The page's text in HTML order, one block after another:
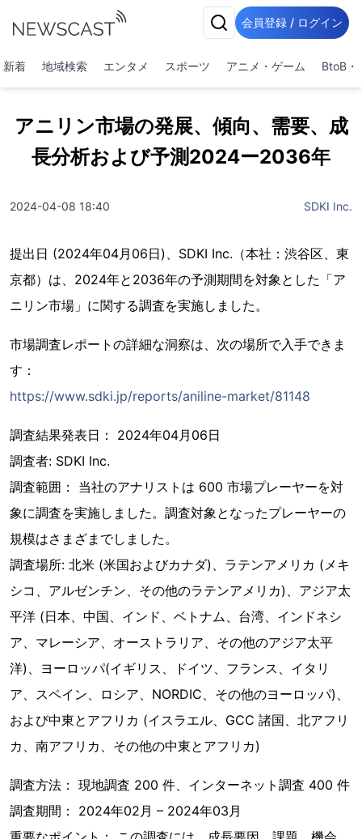
会員登録 / ログイン
新着 地域検索 エンタメ スポーツ アニメ・ゲーム BtoB・
アニリン市場の発展、傾向、需要、成
長分析および予測2024ー2036年
2024-04-08 18:40 SDKI Inc.
提出日 (2024年04月06日)、SDKI Inc.（本社：渋谷区、東
京都）は、2024年と2036年の予測期間を対象とした「ア
ニリン市場」に関する調査を実施しました。
市場調査レポートの詳細な洞察は、次の場所で入手できま
す：
https://www.sdki.jp/reports/aniline-market/81148
調査結果発表日： 2024年04月06日
調査者: SDKI Inc.
調査範囲： 当社のアナリストは 600 市場プレーヤーを対
象に調査を実施しました。調査対象となったプレーヤーの
規模はさまざまでしました。
調査場所: 北米 (米国およびカナダ)、ラテンアメリカ (メキ
シコ、アルゼンチン、その他のラテンアメリカ)、アジア太
平洋 (日本、中国、インド、ベトナム、台湾、インドネシ
ア、マレーシア、オーストラリア、その他のアジア太平
洋)、ヨーロッパ(イギリス、ドイツ、フランス、イタリ
ア、スペイン、ロシア、NORDIC、その他のヨーロッパ)、
および中東とアフリカ (イスラエル、GCC 諸国、北アフリ
カ、南アフリカ、その他の中東とアフリカ)
調査方法： 現地調査 200 件、インターネット調査 400 件
調査期間： 2024年02月 – 2024年03月